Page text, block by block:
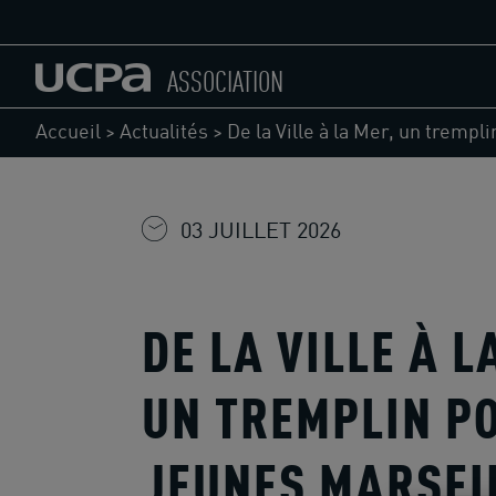
ASSOCIATION
Accueil > Actualités > De la Ville à la Mer, un
03 JUILLET 2026
DE LA VILLE À
UN TREMPLIN